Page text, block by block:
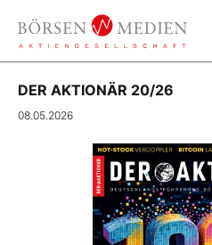
DER AKTIONÄR 20/26
08.05.2026